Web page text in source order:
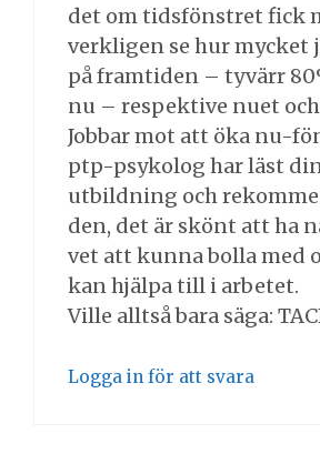
det om tidsfönstret fick
verkligen se hur mycket
på framtiden – tyvärr
nu – respektive nuet
Jobbar mot att öka nu-
ptp-psykolog har läst
utbildning och
den, det är skönt att ha
vet att kunna bolla med
kan hjälpa till i arbetet.
Ville alltså bara säga:
Logga in för att svara